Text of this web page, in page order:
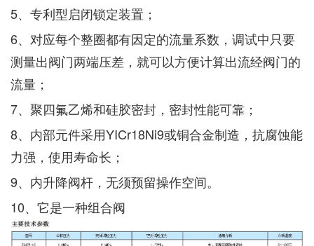
5、专利型启闭锁定装置；
6、对应每个整圈都有因定的流量系数，调试中只要
测量出阀门两端压差，就可以方便计算出流经阀门的
流量；
7、聚四氟乙烯和硅胶密封，密封性能可靠；
8、内部元件采用YICr18Ni9或铜合金制造，抗腐蚀能
力强，使用寿命长；
9、内升降阀杆，无须预留操作空间。
10、它是一种组合阀